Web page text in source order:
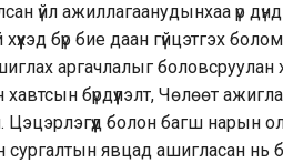
үйл ажиллагаанудынхаа үр
хүүхэд бүр бие даан гүйцэтгэх
аргачлалыг боловсруулан
хавтсын бүрдүүлэлт, Чөлөөт
Цэцэрлэгүүд болон багш нарын
явцад ашигласан нь